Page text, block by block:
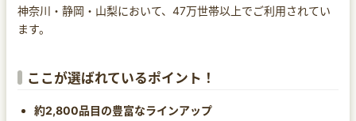
神奈川・静岡・山梨において、47万世帯以上でご利用されてい
ます。
ここが選ばれているポイント！
約2,800品目の豊富なラインアップ